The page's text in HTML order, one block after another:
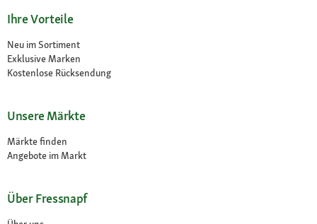
Ihre Vorteile
Neu im Sortiment
Exklusive Marken
Kostenlose Rücksendung
Unsere Märkte
Märkte finden
Angebote im Markt
Über Fressnapf